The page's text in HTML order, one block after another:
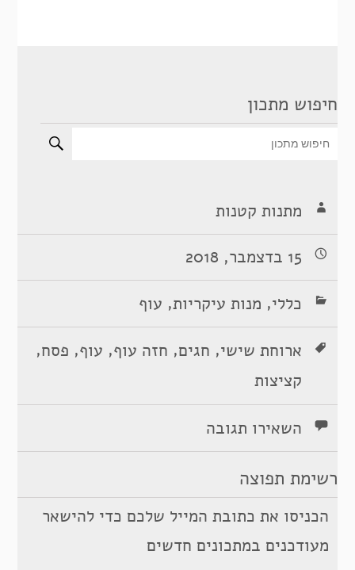
חיפוש מתכון
מתנות קטנות
15 בדצמבר, 2018
כללי, מנות עיקריות, עוף
ארוחת שישי, חגים, חזה עוף, עוף, פסח,
קציצות
השאירו תגובה
רשימת תפוצה
הכניסו את כתובת המייל שלכם כדי להישאר
מעודכנים במתכונים חדשים